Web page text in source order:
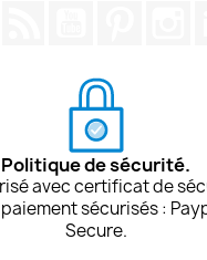
Politique de sécurité.
avec certificat de
sécurisés :
Secure.